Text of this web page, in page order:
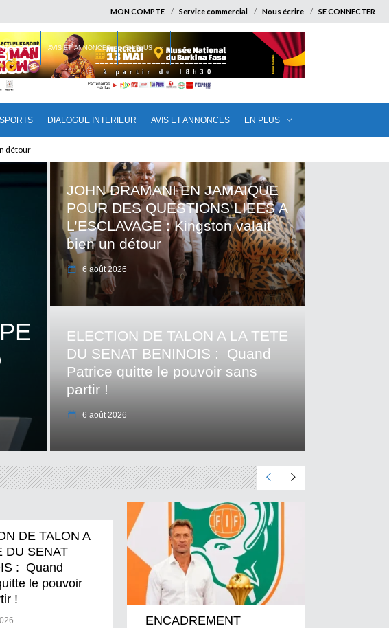
MON COMPTE Service commercial Nous écrire SE CONNECTER
SPORTS DIALOGUE INTERIEUR AVIS ET ANNONCES EN PLUS
AVIS ET ANNONCES EN PLUS
JOHN DRAMANI EN JAMAIQUE
POUR DES QUESTIONS LIEES A
L’ESCLAVAGE : Kingston valait
bien un détour
6 août 2026
ELECTION DE TALON A LA TETE
DU SENAT BENINOIS : Quand
Patrice quitte le pouvoir sans
partir !
6 août 2026
DE TALON A
DU SENAT
: Quand
le pouvoir
!
ENCADREMENT